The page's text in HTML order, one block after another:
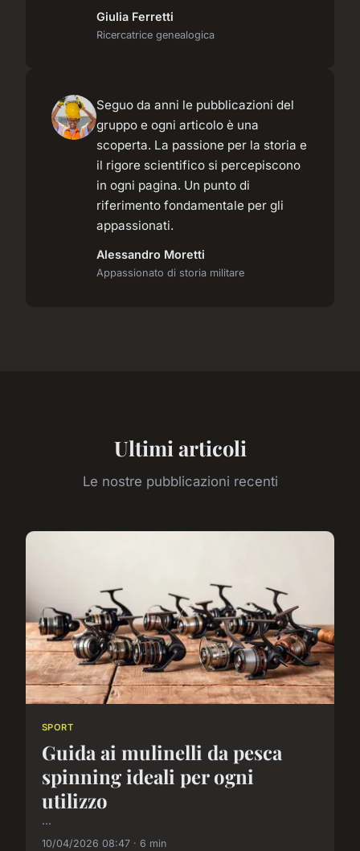
Giulia Ferretti
Ricercatrice genealogica
Seguo da anni le pubblicazioni del
gruppo e ogni articolo è una
scoperta. La passione per la storia e
il rigore scientifico si percepiscono
in ogni pagina. Un punto di
riferimento fondamentale per gli
appassionati.
Alessandro Moretti
Appassionato di storia militare
Ultimi articoli
Le nostre pubblicazioni recenti
SPORT
Guida ai mulinelli da pesca
spinning ideali per ogni
utilizzo
...
10/04/2026 08:47 · 6 min